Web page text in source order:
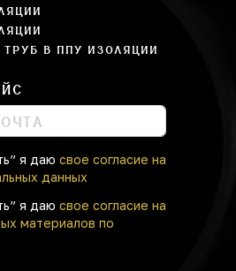
В ППУ ИЗОЛЯЦИИ
я даю свое согласие на
данных
я даю свое согласие на
материалов по